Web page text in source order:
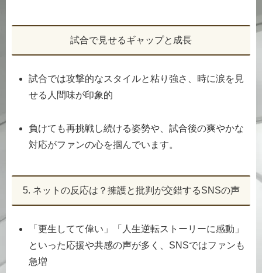
試合で見せるギャップと成長
試合では攻撃的なスタイルと粘り強さ、時に涙を見
せる人間味が印象的
負けても再挑戦し続ける姿勢や、試合後の爽やかな
対応がファンの心を掴んでいます。
5. ネットの反応は？擁護と批判が交錯するSNSの声
「更生してて偉い」「人生逆転ストーリーに感動」
といった応援や共感の声が多く、SNSではファンも
急増